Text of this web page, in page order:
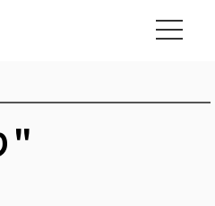
"